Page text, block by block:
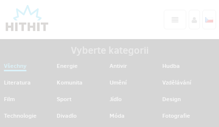
Všechny Energie Antivir
Hudba
Literatura
Komunita Umění
Vzdělávání
Film
Sport Jídlo
Design
Technologie
Divadlo Móda
Fotografie